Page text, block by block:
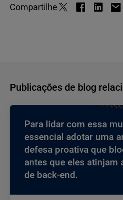
Compartilhe
Publicações de blog
Para lidar com essa
essencial adotar uma
defesa proativa que
antes que eles atinjam
de back-end.